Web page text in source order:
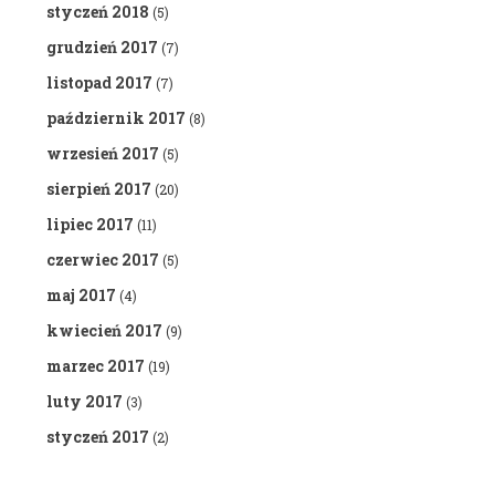
styczeń 2018 (5)
grudzień 2017 (7)
listopad 2017 (7)
październik 2017 (8)
wrzesień 2017 (5)
sierpień 2017 (20)
lipiec 2017 (11)
czerwiec 2017 (5)
maj 2017 (4)
kwiecień 2017 (9)
marzec 2017 (19)
luty 2017 (3)
styczeń 2017 (2)